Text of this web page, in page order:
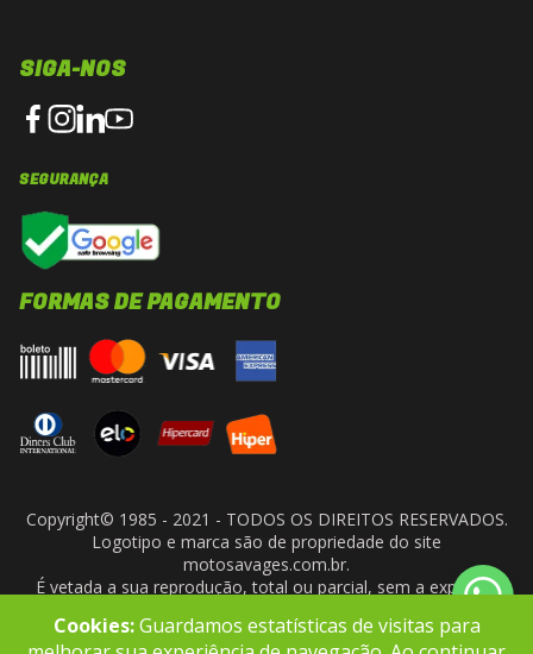
SIGA-NOS
SEGURANÇA
FORMAS DE PAGAMENTO
Copyright© 1985 - 2021 - TODOS OS DIREITOS RESERVADOS.
Logotipo e marca são de propriedade do site
motosavages.com.br.
É vetada a sua reprodução, total ou parcial, sem a expressa
- CNPJ: 10.927.924/0001-91
Cookies:Guardamos estatísticas de visitas para